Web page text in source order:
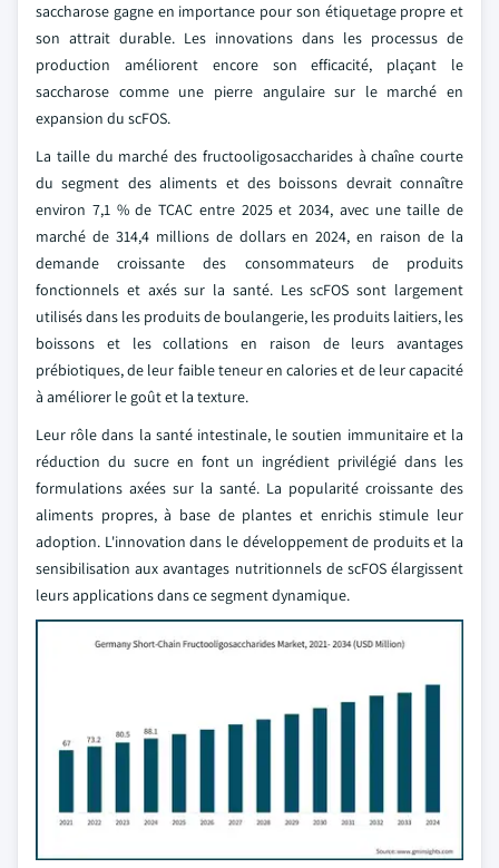
saccharose gagne en importance pour son étiquetage propre et
son attrait durable. Les innovations dans les processus de
production améliorent encore son efficacité, plaçant le
saccharose comme une pierre angulaire sur le marché en
expansion du scFOS.
La taille du marché des fructooligosaccharides à chaîne courte
du segment des aliments et des boissons devrait connaître
environ 7,1 % de TCAC entre 2025 et 2034, avec une taille de
marché de 314,4 millions de dollars en 2024, en raison de la
demande croissante des consommateurs de produits
fonctionnels et axés sur la santé. Les scFOS sont largement
utilisés dans les produits de boulangerie, les produits laitiers, les
boissons et les collations en raison de leurs avantages
prébiotiques, de leur faible teneur en calories et de leur capacité
à améliorer le goût et la texture.
Leur rôle dans la santé intestinale, le soutien immunitaire et la
réduction du sucre en font un ingrédient privilégié dans les
formulations axées sur la santé. La popularité croissante des
aliments propres, à base de plantes et enrichis stimule leur
adoption. L'innovation dans le développement de produits et la
sensibilisation aux avantages nutritionnels de scFOS élargissent
leurs applications dans ce segment dynamique.